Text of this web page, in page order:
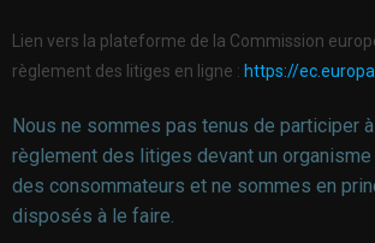
Lien vers la plateforme de la Commission
règlement des litiges en ligne : https://
Nous ne sommes pas tenus de participer
règlement des litiges devant un
des consommateurs et ne sommes en
disposés à le faire.